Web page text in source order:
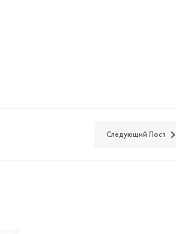
Следующий Пост